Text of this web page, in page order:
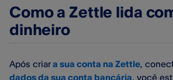
Como a Zettle lida
dinheiro
Após criara sua conta na Zettle,
dados da sua conta bancária, você